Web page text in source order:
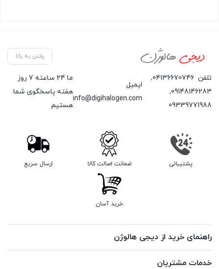
رفتن به بالا
تلفن 04136670746
,
09148146283
,
09339771988
ایمیل
info@digihalogen.com
ما 24 ساعته 7 روز
هفته پاسخگوی شما
هستیم
پشتیبانی ضمانت اصالت کالا ارسال سریع
خرید آسان
راهنمای خرید از دیجی هالوژن
خدمات مشتریان